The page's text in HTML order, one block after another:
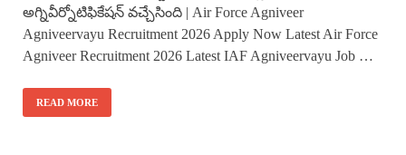
అగ్నివీర్నోటిఫికేషన్ వచ్చేసింది | Air Force Agniveer
Agniveervayu Recruitment 2026 Apply Now Latest Air Force
Agniveer Recruitment 2026 Latest IAF Agniveervayu Job …
READ MORE